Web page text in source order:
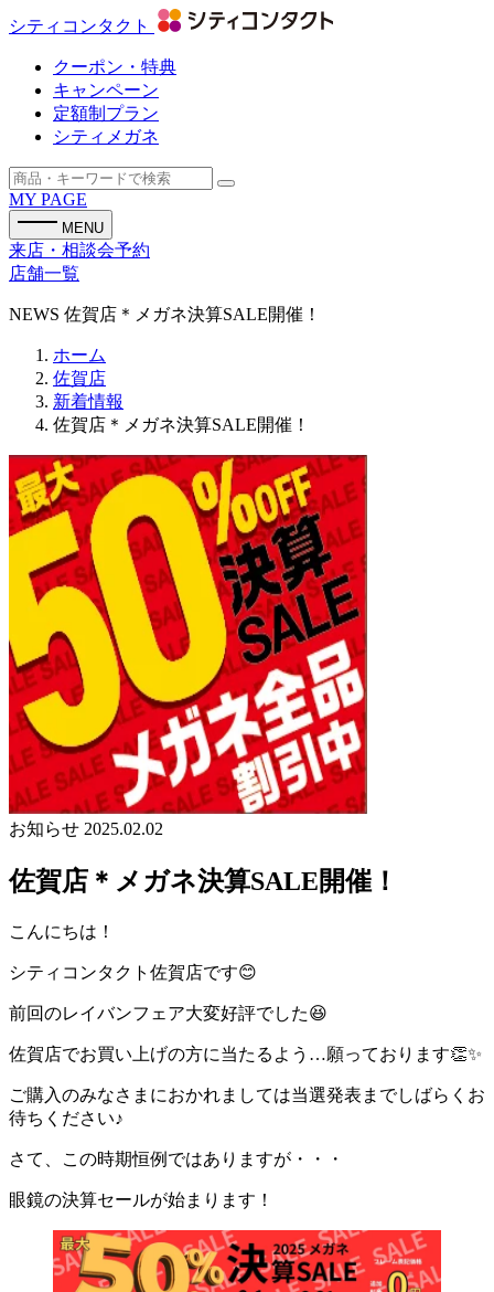
シティコンタクト
クーポン・特典
キャンペーン
定額制プラン
シティメガネ
MY PAGE
MENU
来店・相談会予約
店舗一覧
NEWS 佐賀店＊メガネ決算SALE開催！
ホーム
佐賀店
新着情報
佐賀店＊メガネ決算SALE開催！
お知らせ 2025.02.02
佐賀店＊メガネ決算SALE開催！
こんにちは！
シティコンタクト佐賀店です😊
前回のレイバンフェア大変好評でした😆
佐賀店でお買い上げの方に当たるよう…願っております👏✨
ご購入のみなさまにおかれましては当選発表までしばらくお
待ちください♪
さて、この時期恒例ではありますが・・・
眼鏡の決算セールが始まります！